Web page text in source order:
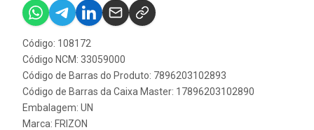
Código: 108172
Código NCM: 33059000
Código de Barras do Produto: 7896203102893
Código de Barras da Caixa Master: 17896203102890
Embalagem: UN
Marca: FRIZON